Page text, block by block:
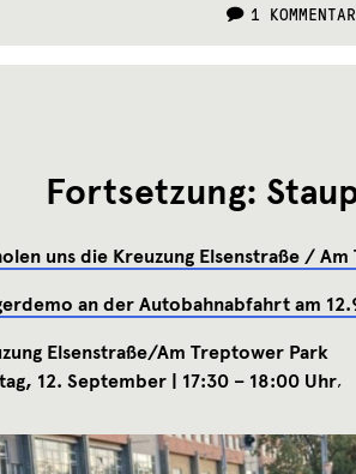
1 KOMMENTAR
Fortsetzung:
uns die Kreuzung Elsenstraße /
an der Autobahnabfahrt am
Elsenstraße/Am Treptower Park
12. September | 17:30 – 18:00 Uhr‚